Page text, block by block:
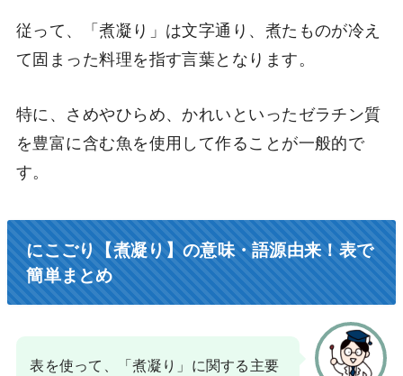
従って、「煮凝り」は文字通り、煮たものが冷え
て固まった料理を指す言葉となります。
特に、さめやひらめ、かれいといったゼラチン質
を豊富に含む魚を使用して作ることが一般的で
す。
にこごり【煮凝り】の意味・語源由来！表で
簡単まとめ
表を使って、「煮凝り」に関する主要